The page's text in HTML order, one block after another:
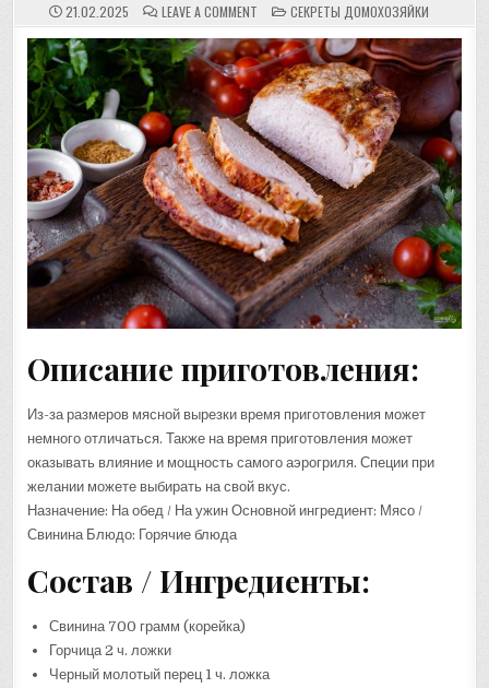
21.02.2025 LEAVE A COMMENT
СВИНИНА
В
АЭРОГРИЛЕ
POSTED
IN
СЕКРЕТЫ ДОМОХОЗЯЙКИ
Описание приготовления:
Из-за размеров мясной вырезки время приготовления может
немного отличаться. Также на время приготовления может
оказывать влияние и мощность самого аэрогриля. Специи при
желании можете выбирать на свой вкус.
Назначение: На обед / На ужин Основной ингредиент: Мясо /
Свинина Блюдо: Горячие блюда
Состав / Ингредиенты:
Свинина 700 грамм (корейка)
Горчица 2 ч. ложки
Черный молотый перец 1 ч. ложка